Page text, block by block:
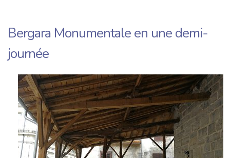
Bergara Monumentale en une demi-
journée